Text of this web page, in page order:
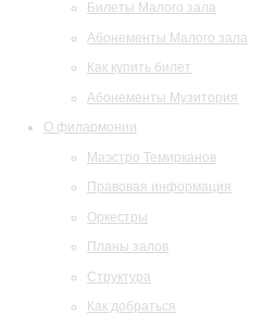
Билеты Малого зала
Абонементы Малого зала
Как купить билет
Абонементы Музитория
О филармонии
Маэстро Темирканов
Правовая информация
Оркестры
Планы залов
Структура
Как добраться